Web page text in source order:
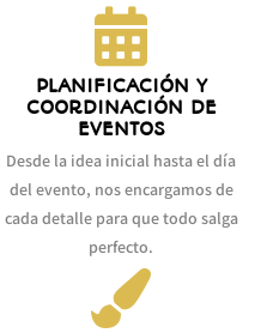
PLANIFICACIÓN Y
COORDINACIÓN DE
EVENTOS
Desde la idea inicial hasta el día
del evento, nos encargamos de
cada detalle para que todo salga
perfecto.